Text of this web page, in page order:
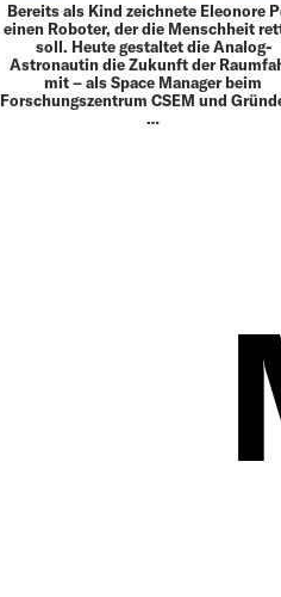
Bereits als Kind zeichnete Eleonore
einen Roboter, der die Menschheit
soll. Heute gestaltet die Analog-
Astronautin die Zukunft der
mit – als Space Manager beim
Forschungszentrum CSEM und
…